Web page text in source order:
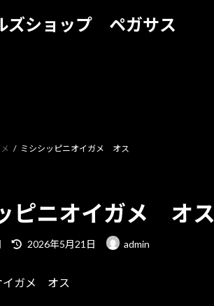
ズショップ ペガサス
ミシシッピニオイガメ オス
ピニオイガメ オス
最
新
2026年5月21日 admin
イガメ オス